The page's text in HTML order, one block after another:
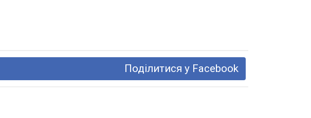
Поділитися у Facebook